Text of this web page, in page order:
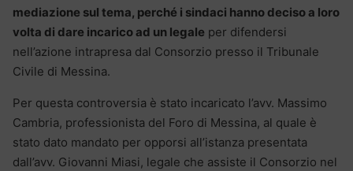
mediazione sul tema, perché i sindaci hanno deciso a loro
volta di dare incarico ad un legale per difendersi
nell’azione intrapresa dal Consorzio presso il Tribunale
Civile di Messina.
Per questa controversia è stato incaricato l’avv. Massimo
Cambria, professionista del Foro di Messina, al quale è
stato dato mandato per opporsi all’istanza presentata
dall’avv. Giovanni Miasi, legale che assiste il Consorzio nel